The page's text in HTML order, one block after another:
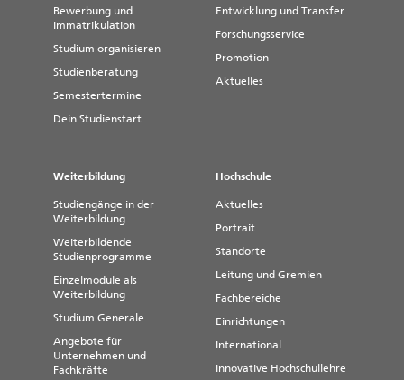
39106 Magdeburg
Fax: 0049 (0)391 - 56 10 106
E-Mail:info@mwgeg.de
www.mwgeg.de
Die kommunalen Wohnungsbaugesellschaften
verlangen keine Mitgliederbeiträge. Sie bieten
preiswerten Wohnraum in der Regel
unmöbliert an. Es lohnt sich jedoch
nachzufragen, ob eine Möblierung möglich
WOBAU Wohnungsbaugesellschaft Magdeburg
mbH
Universitätsplatz 13, 39106 Magdeburg
Tel.: 0049 (0)391 - 610 44 24
Fax: 0049 (0)391 - 610 44 05
Bewerbung und
Immatrikulation
Studium organisieren
Studienberatung
Semestertermine
Dein Studienstart
Entwicklung und Transfer
Forschungsservice
Promotion
Aktuelles
Weiterbildung
Studiengänge in der
Weiterbildung
Weiterbildende
Studienprogramme
Einzelmodule als
Weiterbildung
Studium Generale
Angebote für
Unternehmen und
Fachkräfte
Hochschule
Aktuelles
Portrait
Standorte
Leitung und Gremien
Fachbereiche
Einrichtungen
International
Innovative Hochschullehre